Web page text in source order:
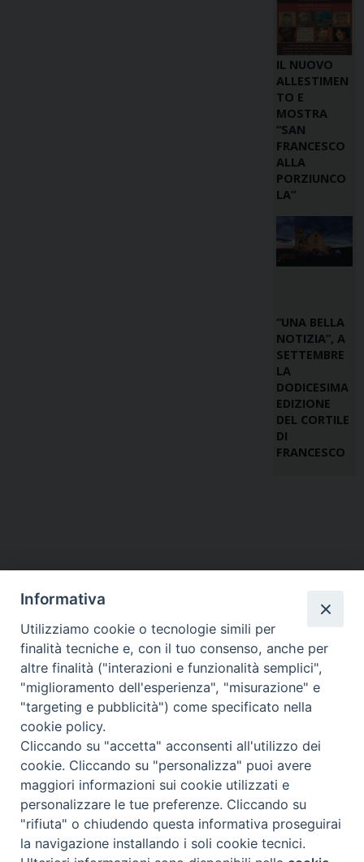
IL NUOVO
ALLESTIMEN
TO E
MOSTRA
“SAN
FRANCESCO
ALLA
PORZIUNCO
LA”
“UNA BELLA
NOTIZIA”, A
SETTEMBRE
LA
DODICESIMA
EDIZIONE
DEL CORTILE
DI
FRANCESCO
Diocesi di Assisi - Nocera Umbra - Gualdo
Tadino
P.zza Vescovado 3, 06081 Assisi (PG)
@2017
Informativa
Utilizziamo cookie o tecnologie simili per
finalità tecniche e, con il tuo consenso, anche per
altre finalità ("interazioni e funzionalità semplici",
"miglioramento dell'esperienza", "misurazione" e
"targeting e pubblicità") come specificato nella
cookie policy.
Cliccando su "accetta" acconsenti all'utilizzo dei
cookie. Cliccando su "personalizza" puoi avere
maggiori informazioni sui cookie utilizzati e
personalizzare le tue preferenze. Cliccando su
"rifiuta" o chiudendo questa informativa proseguirai
la navigazione installando i soli cookie tecnici.